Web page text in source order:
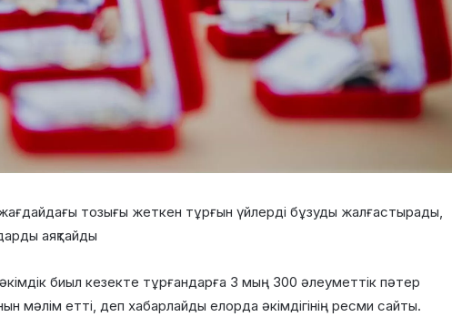
тозығы жеткен тұрғын үйлерді бұзуды жалғастырады,
аяқтайды
биыл кезекте тұрғандарға 3 мың 300 әлеуметтік пәтер
мәлім етті, деп хабарлайды елорда әкімдігінің ресми сайты.